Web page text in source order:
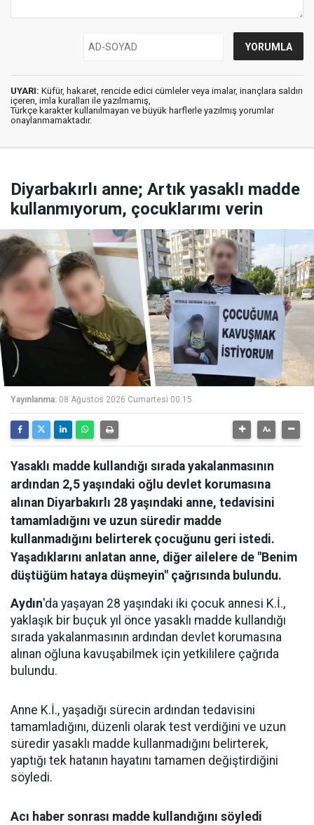
UYARI: Küfür, hakaret, rencide edici cümleler veya imalar, inançlara saldırı
içeren, imla kuralları ile yazılmamış,
Türkçe karakter kullanılmayan ve büyük harflerle yazılmış yorumlar
onaylanmamaktadır.
Diyarbakırlı anne; Artık yasaklı madde
kullanmıyorum, çocuklarımı verin
Yayınlanma: 08 Ağustos 2026 Cumartesi 00:15
Yasaklı madde kullandığı sırada yakalanmasının
ardından 2,5 yaşındaki oğlu devlet korumasına
alınan Diyarbakırlı 28 yaşındaki anne, tedavisini
tamamladığını ve uzun süredir madde
kullanmadığını belirterek çocuğunu geri istedi.
Yaşadıklarını anlatan anne, diğer ailelere de "Benim
düştüğüm hataya düşmeyin" çağrısında bulundu.
Aydın'da yaşayan 28 yaşındaki iki çocuk annesi K.İ.,
yaklaşık bir buçuk yıl önce yasaklı madde kullandığı
sırada yakalanmasının ardından devlet korumasına
alınan oğluna kavuşabilmek için yetkililere çağrıda
bulundu.
Anne K.İ., yaşadığı sürecin ardından tedavisini
tamamladığını, düzenli olarak test verdiğini ve uzun
süredir yasaklı madde kullanmadığını belirterek,
yaptığı tek hatanın hayatını tamamen değiştirdiğini
söyledi.
Acı haber sonrası madde kullandığını söyledi